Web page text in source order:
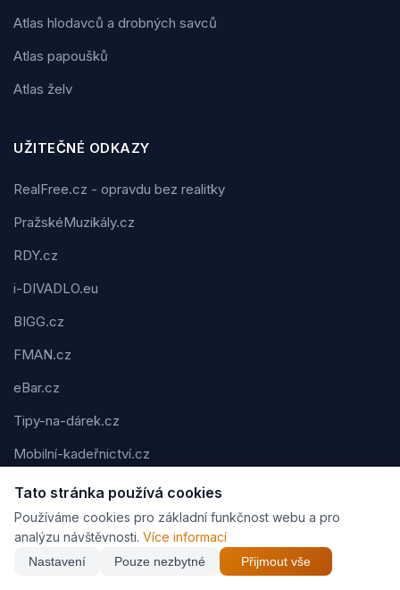
Atlas hlodavců a drobných savců
Atlas papoušků
Atlas želv
UŽITEČNÉ ODKAZY
RealFree.cz - opravdu bez realitky
PražskéMuzikály.cz
RDY.cz
i-DIVADLO.eu
BIGG.cz
FMAN.cz
eBar.cz
Tipy-na-dárek.cz
Mobilní-kadeřnictví.cz
RealFree.sk
Web-clever.cz
Kvízov.cz
Tato stránka používá cookies
Používáme cookies pro základní funkčnost webu a pro
analýzu návštěvnosti. Více informací
Nastavení Pouze nezbytné Přijmout vše